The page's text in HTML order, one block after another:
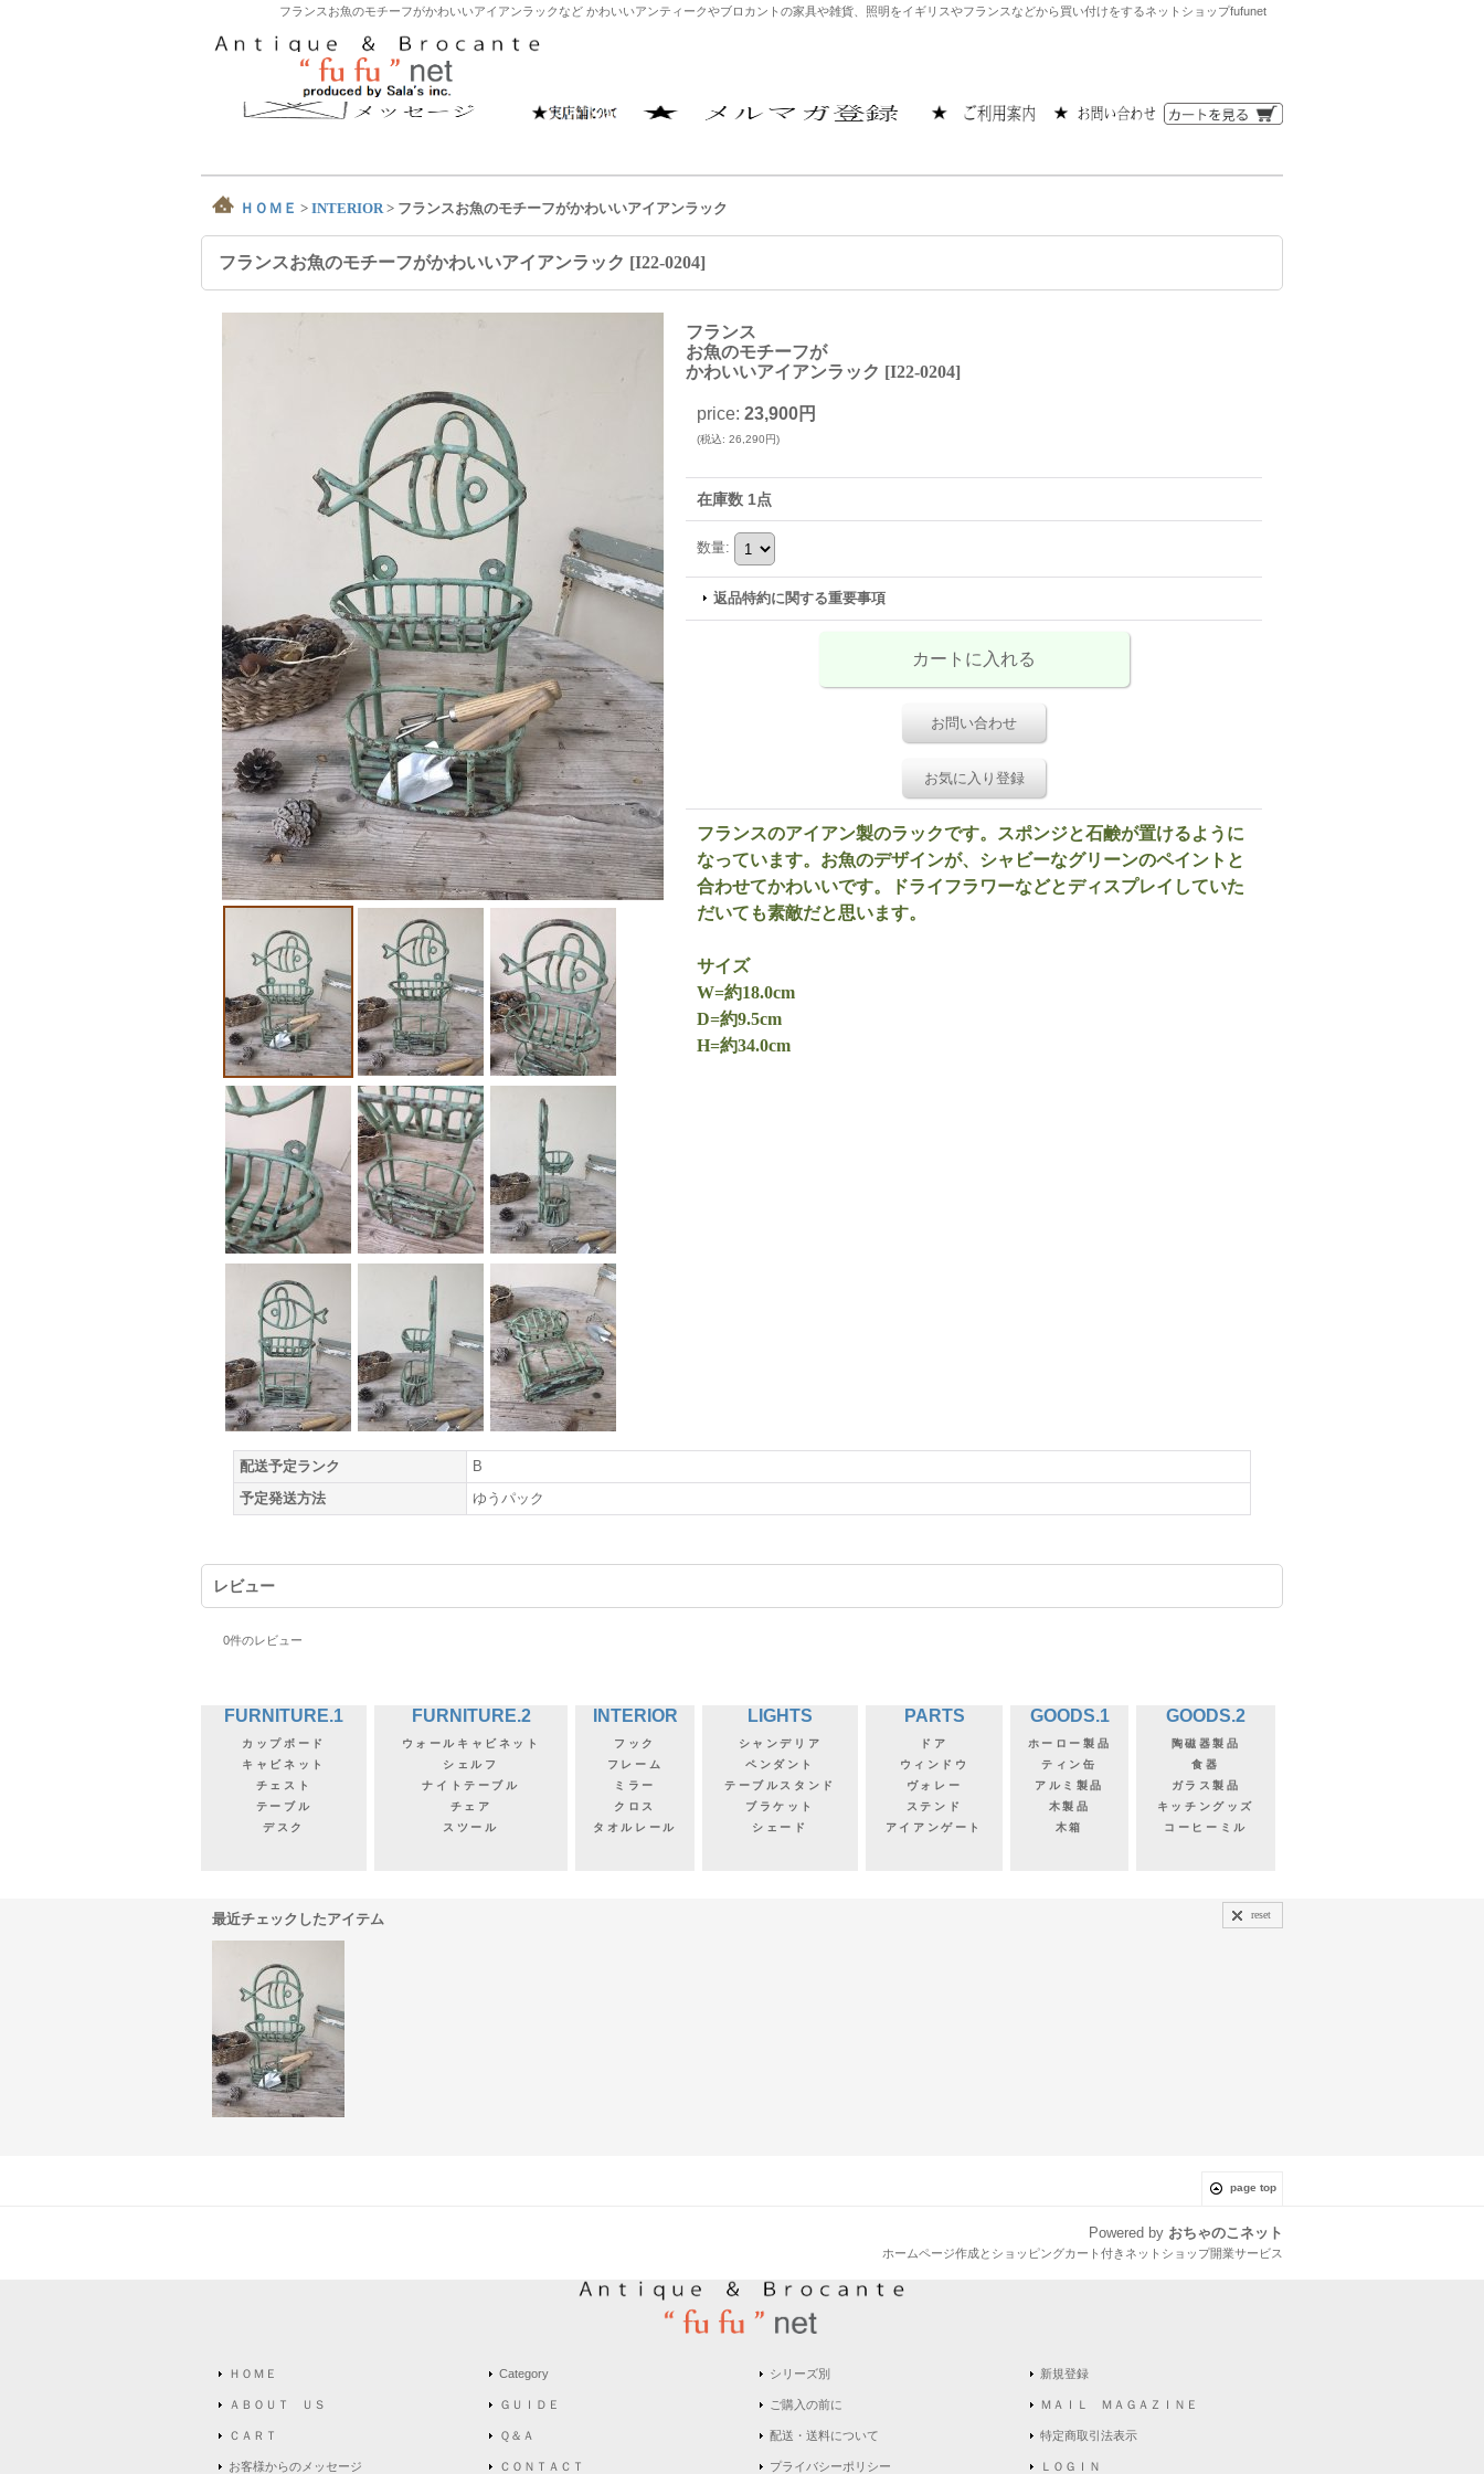
フランスお魚のモチーフがかわいいアイアンラックなど かわいいアンティークやブロカントの家具や雑貨、照明をイギリスやフランスなどから買い付けをするネットショップfufunet
ＨＯＭＥ > INTERIOR > フランスお魚のモチーフがかわいいアイアンラック
フランスお魚のモチーフがかわいいアイアンラック [I22-0204]
フランス
お魚のモチーフが
かわいいアイアンラック [I22-0204]
price: 23,900円
(税込: 26,290円)
在庫数 1点
数量:
返品特約に関する重要事項
お問い合わせ
お気に入り登録
フランスのアイアン製のラックです。スポンジと石鹸が置けるように
なっています。お魚のデザインが、シャビーなグリーンのペイントと
合わせてかわいいです。ドライフラワーなどとディスプレイしていた
だいても素敵だと思います。
サイズ
W=約18.0cm
D=約9.5cm
H=約34.0cm
配送予定ランク
B
予定発送方法
ゆうパック
レビュー
0件のレビュー
FURNITURE.1
カップボード
キャビネット
チェスト
テーブル
デスク
FURNITURE.2
ウォールキャビネット
シェルフ
ナイトテーブル
チェア
スツール
INTERIOR
フック
フレーム
ミラー
クロス
タオルレール
LIGHTS
シャンデリア
ペンダント
テーブルスタンド
ブラケット
シェード
PARTS
ドア
ウィンドウ
ヴォレー
ステンド
アイアンゲート
GOODS.1
ホーロー製品
ティン缶
アルミ製品
木製品
木箱
GOODS.2
陶磁器製品
食器
ガラス製品
キッチングッズ
コーヒーミル
最近チェックしたアイテム reset
page top
Powered by おちゃのこネット
ホームページ作成とショッピングカート付きネットショップ開業サービス
ＨＯＭＥ
ＡＢＯＵＴ ＵＳ
ＣＡＲＴ
お客様からのメッセージ
Category
ＧＵＩＤＥ
Ｑ＆Ａ
ＣＯＮＴＡＣＴ
シリーズ別
ご購入の前に
配送・送料について
プライバシーポリシー
新規登録
ＭＡＩＬ ＭＡＧＡＺＩＮＥ
特定商取引法表示
ＬＯＧＩＮ